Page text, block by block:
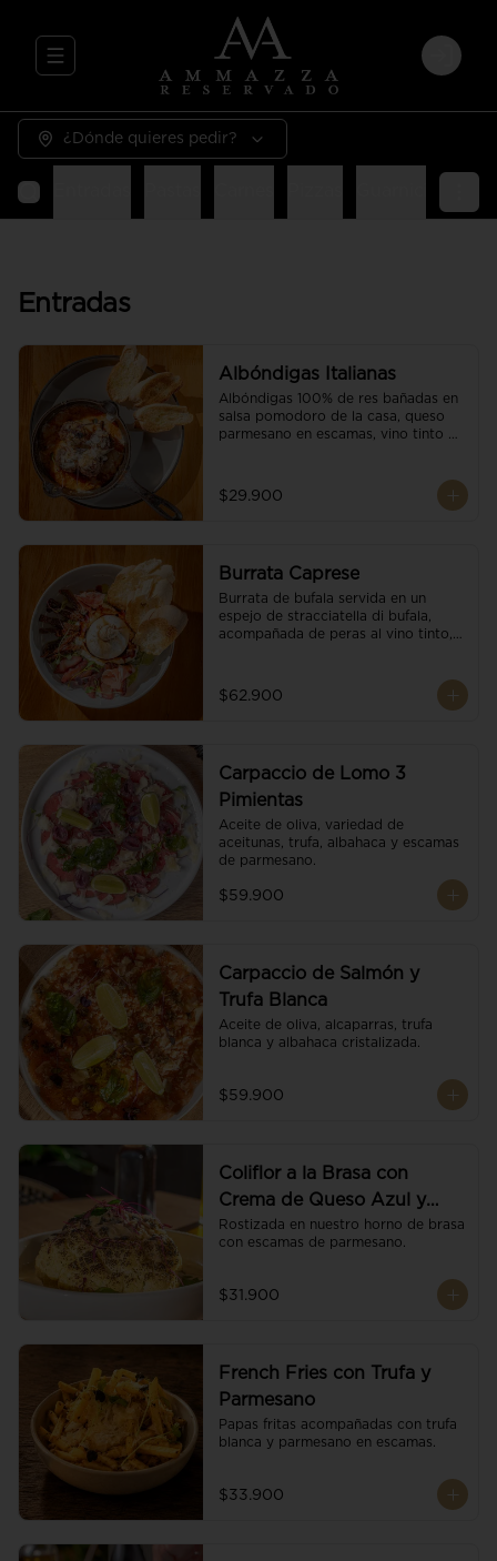
Abrir menu de navegación Login
¿Dónde quieres pedir?
Entradas
Albóndigas Italianas
Albóndigas 100% de res bañadas en
salsa pomodoro de la casa, queso
parmesano en escamas, vino tinto y
$29.900
Burrata Caprese
Burrata de bufala servida en un
espejo de stracciatella di bufala,
acompañada de peras al vino tinto,
pesto y reducción de balsámico.
$62.900
Carpaccio de Lomo 3
Pimientas
Aceite de oliva, variedad de
aceitunas, trufa, albahaca y escamas
de parmesano.
$59.900
Carpaccio de Salmón y
Trufa Blanca
Aceite de oliva, alcaparras, trufa
blanca y albahaca cristalizada.
$59.900
Coliflor a la Brasa con
Crema de Queso Azul y
Vino
Rostizada en nuestro horno de brasa
con escamas de parmesano.
$31.900
French Fries con Trufa y
Parmesano
Papas fritas acompañadas con trufa
blanca y parmesano en escamas.
$33.900